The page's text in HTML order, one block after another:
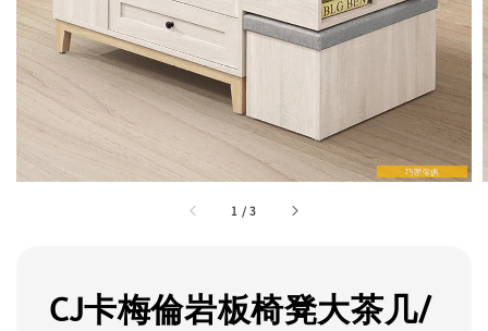
1 /3
CJ卡梅倫岩板椅凳大茶几/